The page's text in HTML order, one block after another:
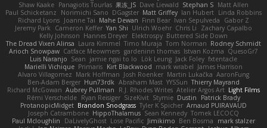
Shaw Kaake Panagiotis Tourlas 果冻_JS Dave Liewald Stephan S Matt Allen
Paul Schicketanz
Norimichi Sano DGagster Matt Griffey Ian Hubert Linda Robbins
Richard Lyons Joanne Tai Mahe Dewan Finn Bear Ivan Sepulveda
Gabor Z
Jeremy Park
Cameron Keffer Yan Shi Ulrich Woehr Chris Li
Zachary Capalbo
Kelly Johnson Hannes Dreyer Elektrospy Buttered Side Down
The Dread Vixen Alinsa Laura Kimmel Timo Muraja Tom Norman Rodney Schmidt
Arioch Snowpaw Catface Meowmers gardeninn thomas Istvan Kozma QuesoGr7
Luis Naranjo Sean jamie ngai to lo Lök Leung Jack Foley fxtentacle
Marielli Vichique Primaris Kirt Blackwood mark wrabel James Harrison
Alvaro Villagomez Mark Hoffman Josh Roenker Martin Lukačka AaronFung
Ben-Adam Berger Hun73rdk Abraham Mast YYSSun Thierry Mayrand
Richard McGowan Aubrey Pullman R.J. Rhodes Writes Atelier Argos Art Light Films
Rémi Verschelde Ryan Reisiger SizeKivit Stymie Dustin
Patrick Brady
ProtanopicMidget Brandon Snodgrass Tyler K Spicher Arnaud PUIRAVAUD
Joseph Catrambone HippoThalamus Sean Kennedy Tomek LECOCQ
Paul Mcloughlin
DaLivelyGhost Lose Pacific Jimikimo Ben Bosma
mark stalzer